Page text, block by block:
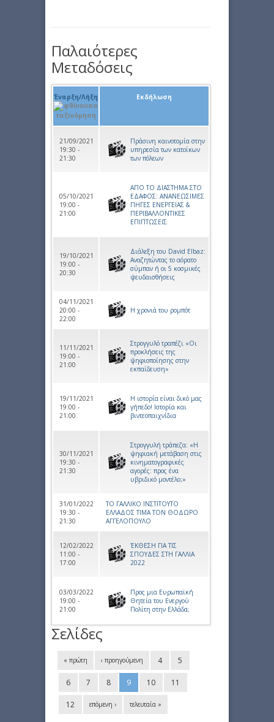
Παλαιότερες
Μεταδόσεις
Έναρξη/Λήξη Εκδήλωση
21/09/2021
19:30 -
21:30
Πράσινη καινοτομία στην
υπηρεσία των κατοίκων
των πόλεων
05/10/2021
19:00 -
21:00
ΑΠΟ ΤO ΔΙΑΣΤΗΜΑ ΣΤO
ΕΔΑΦΟΣ: ΑΝΑΝΕΩΣΙΜΕΣ
ΠΗΓΕΣ ΕΝΕΡΓΕΙΑΣ &
ΠΕΡΙΒΑΛΛΟΝΤΙΚΕΣ
ΕΠΙΠΤΩΣΕΙΣ
19/10/2021
19:00 -
20:30
Διάλεξη του David Elbaz:
Αναζητώντας το αόρατο
σύμπαν ή οι 5 κοσμικές
ψευδαισθήσεις
04/11/2021
20:00 -
22:00
Η χρονιά του ρομπότ
11/11/2021
19:00 -
21:00
Στρογγυλό τραπέζι «Οι
προκλήσεις της
ψηφιοποίησης στην
εκπαίδευση»
19/11/2021
19:00 -
21:00
Η ιστορία είναι δικό μας
γήπεδο! Ιστορία και
βιντεοπαιχνίδια
30/11/2021
19:30 -
21:30
Στρογγυλή τράπεζα: «Η
ψηφιακή μετάβαση στις
κινηματογραφικές
αγορές: προς ένα
υβριδικό μοντέλο;»
31/01/2022
19:30 -
21:30
ΤΟ ΓΑΛΛΙΚΟ ΙΝΣΤΙΤΟΥΤΟ
ΕΛΛΑΔΟΣ ΤΙΜΑ ΤΟΝ ΘΟΔΩΡΟ
ΑΓΓΕΛΟΠΟΥΛΟ
12/02/2022
11:00 -
17:00
ΈΚΘΕΣΗ ΓΙΑ ΤΙΣ
ΣΠΟΥΔΕΣ ΣΤΗ ΓΑΛΛΙΑ
2022
03/03/2022
19:00 -
21:00
Προς μια Ευρωπαϊκή
Θητεία του Ενεργού
Πολίτη στην Ελλάδα;
Σελίδες
« πρώτη ‹ προηγούμενη 4 5
6 7 8 9 10 11
12 επόμενη › τελευταία »